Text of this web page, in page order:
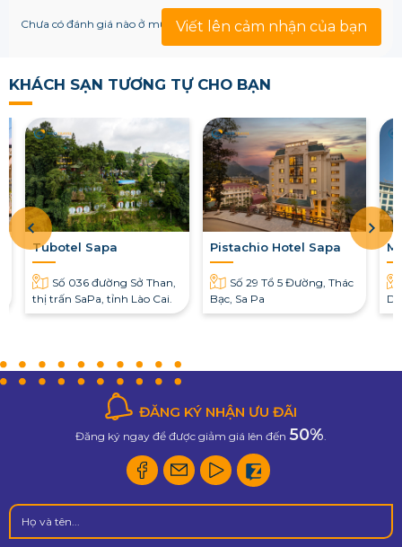
Viết lên cảm nhận của bạn
Chưa có đánh giá nào ở mục này!
KHÁCH SẠN TƯƠNG TỰ CHO BẠN
Tubotel Sapa
Số 036 đường Sở Than,
thị trấn SaPa, tỉnh Lào Cai.
Pistachio Hotel Sapa
Số 29 Tổ 5 Đường, Thác
Bạc, Sa Pa
ĐĂNG KÝ NHẬN ƯU ĐÃI
Đăng ký ngay để được giảm giá lên đến 50%.